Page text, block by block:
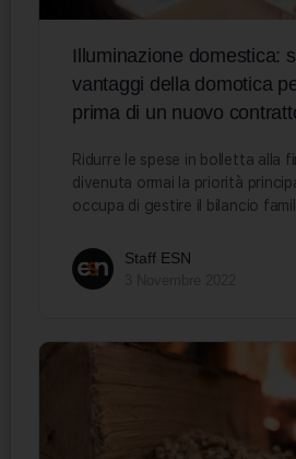
Illuminazione domestica:
vantaggi della domotica
prima di un nuovo
Ridurre le spese in bolletta alla
divenuta ormai la priorità
occupa di gestire il bilancio
Staff ESN